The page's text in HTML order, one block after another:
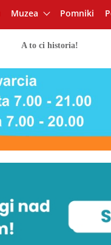
Muzea Pomniki
A to ci historia!